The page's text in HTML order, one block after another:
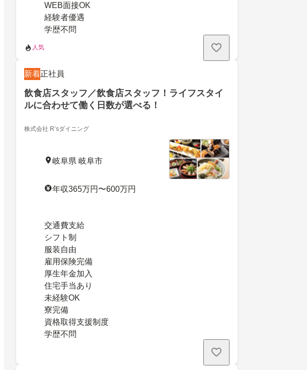
WEB面接OK
経験者優遇
学歴不問
人気
新着正社員
飲食店スタッフ／飲食店スタッフ！ライフスタイ
ルに合わせて働く日数が選べる！
株式会社 R’sダイニング
岐阜県 岐阜市
年収365万円〜600万円
交通費支給
シフト制
服装自由
雇用保険完備
厚生年金加入
住宅手当あり
未経験OK
寮完備
資格取得支援制度
学歴不問